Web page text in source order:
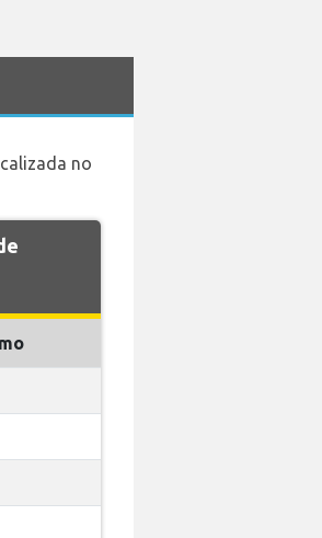
no